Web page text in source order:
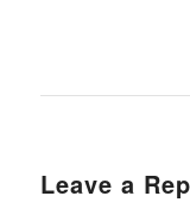
Leave a